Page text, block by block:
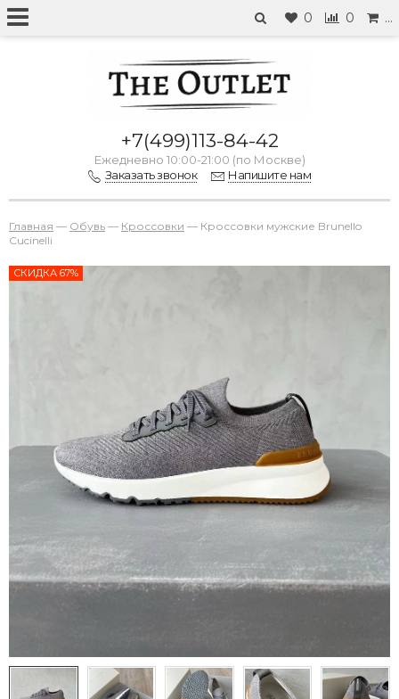
0 0 …
+7(499)113-84-42
Ежедневно 10:00-21:00 (по Москве)
Заказать звонок
Напишите нам
Главная — Обувь — Кроссовки — Кроссовки мужские Brunello
Cucinelli
СКИДКА 67%